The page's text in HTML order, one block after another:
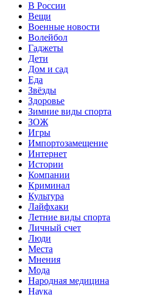
В России
Вещи
Военные новости
Волейбол
Гаджеты
Дети
Дом и сад
Еда
Звёзды
Здоровье
Зимние виды спорта
ЗОЖ
Игры
Импортозамещение
Интернет
Истории
Компании
Криминал
Культура
Лайфхаки
Летние виды спорта
Личный счет
Люди
Места
Мнения
Мода
Народная медицина
Наука